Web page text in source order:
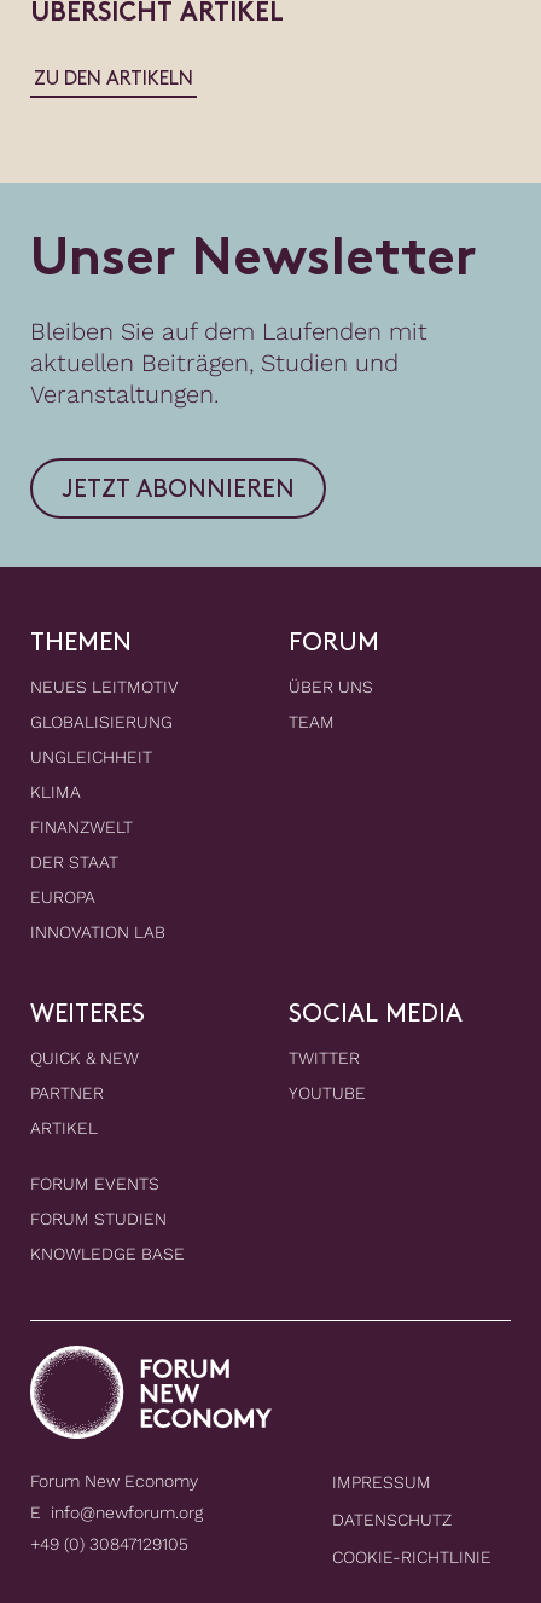
ÜBERSICHT ARTIKEL
ZU DEN ARTIKELN
Unser Newsletter
Bleiben Sie auf dem Laufenden mit
aktuellen Beiträgen, Studien und
Veranstaltungen.
JETZT ABONNIEREN
THEMEN
NEUES LEITMOTIV
GLOBALISIERUNG
UNGLEICHHEIT
KLIMA
FINANZWELT
DER STAAT
EUROPA
INNOVATION LAB
FORUM
ÜBER UNS
TEAM
WEITERES
QUICK & NEW
PARTNER
ARTIKEL
FORUM EVENTS
FORUM STUDIEN
KNOWLEDGE BASE
SOCIAL MEDIA
TWITTER
YOUTUBE
Forum New Economy
E info@newforum.org
+49 (0) 30847129105
IMPRESSUM
DATENSCHUTZ
COOKIE-RICHTLINIE